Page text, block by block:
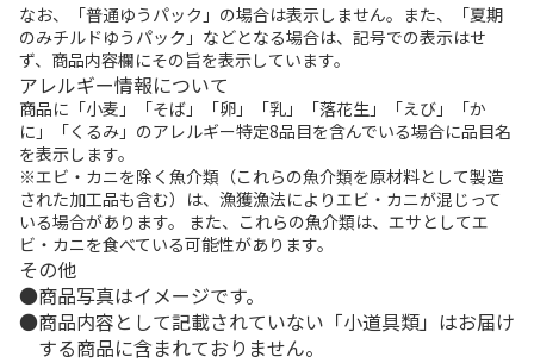
なお、「普通ゆうパック」の場合は表示しません。また、「夏期
のみチルドゆうパック」などとなる場合は、記号での表示はせ
ず、商品内容欄にその旨を表示しています。
アレルギー情報について
商品に「小麦」「そば」「卵」「乳」「落花生」「えび」「か
に」「くるみ」のアレルギー特定8品目を含んでいる場合に品目名
を表示します。
※エビ・カニを除く魚介類（これらの魚介類を原材料として製造
された加工品も含む）は、漁獲漁法によりエビ・カニが混じって
いる場合があります。 また、これらの魚介類は、エサとしてエ
ビ・カニを食べている可能性があります。
その他
商品写真はイメージです。
商品内容として記載されていない「小道具類」はお届け
する商品に含まれておりません。